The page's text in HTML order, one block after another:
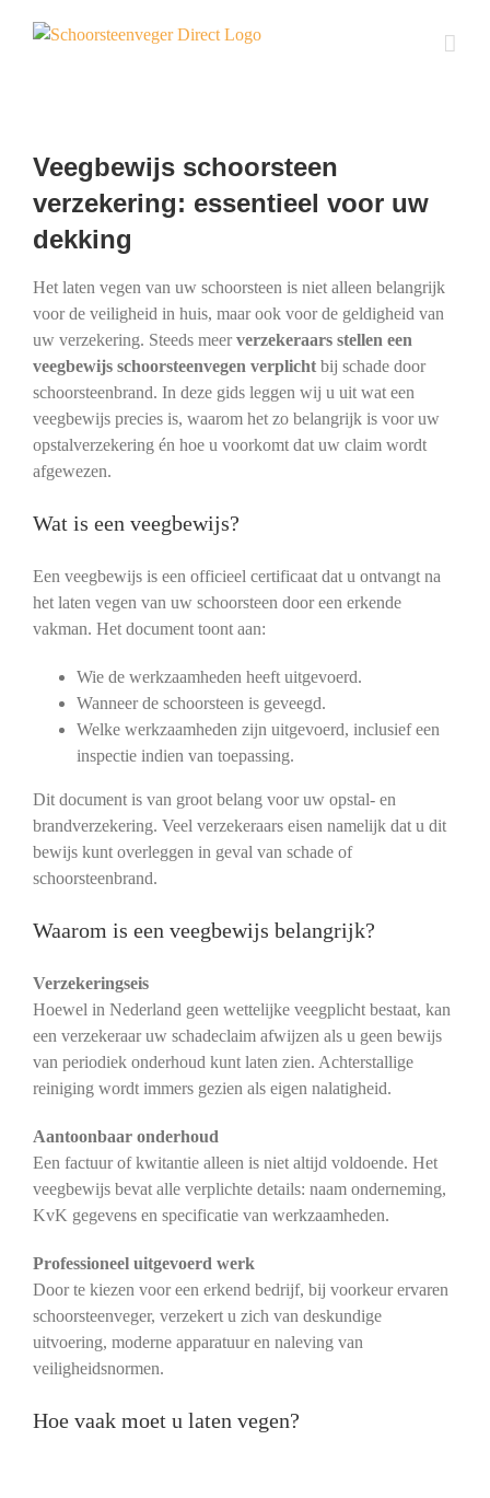
Veegbewijs schoorsteen
verzekering: essentieel voor uw
dekking
Het laten vegen van uw schoorsteen is niet alleen belangrijk
voor de veiligheid in huis, maar ook voor de geldigheid van
uw verzekering. Steeds meerverzekeraars stellen een
veegbewijs schoorsteenvegen verplicht bij schade door
schoorsteenbrand. In deze gids leggen wij u uit wat een
veegbewijs precies is, waarom het zo belangrijk is voor uw
opstalverzekering én hoe u voorkomt dat uw claim wordt
afgewezen.
Wat is een veegbewijs?
Een veegbewijs is een officieel certificaat dat u ontvangt na
het laten vegen van uw schoorsteen door een erkende
vakman. Het document toont aan:
Wie de werkzaamheden heeft uitgevoerd.
Wanneer de schoorsteen is geveegd.
Welke werkzaamheden zijn uitgevoerd, inclusief een
inspectie indien van toepassing.
Dit document is van groot belang voor uw opstal‑ en
brandverzekering. Veel verzekeraars eisen namelijk dat u dit
bewijs kunt overleggen in geval van schade of
schoorsteenbrand.
Waarom is een veegbewijs belangrijk?
Verzekeringseis
Hoewel in Nederland geen wettelijke veegplicht bestaat, kan
een verzekeraar uw schadeclaim afwijzen als u geen bewijs
van periodiek onderhoud kunt laten zien. Achterstallige
reiniging wordt immers gezien als eigen nalatigheid.
Aantoonbaar onderhoud
Een factuur of kwitantie alleen is niet altijd voldoende. Het
veegbewijs bevat alle verplichte details: naam onderneming,
KvK gegevens en specificatie van werkzaamheden.
Professioneel uitgevoerd werk
Door te kiezen voor een erkend bedrijf, bij voorkeur ervaren
schoorsteenveger, verzekert u zich van deskundige
uitvoering, moderne apparatuur en naleving van
veiligheidsnormen.
Hoe vaak moet u laten vegen?